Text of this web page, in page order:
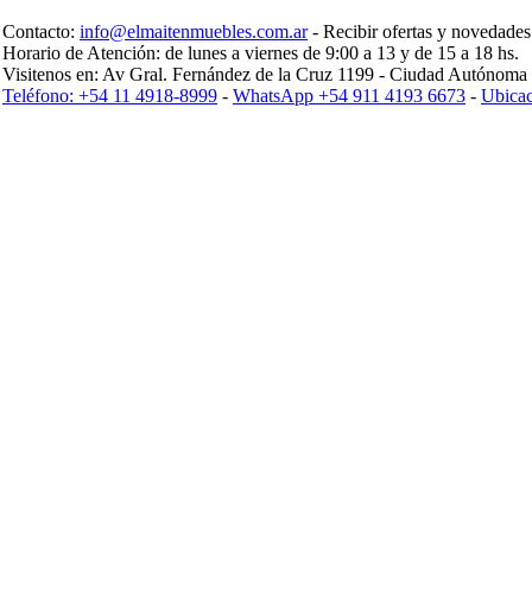
Contacto: info@elmaitenmuebles.com.ar- Recibir ofertas y
Horario de Atención: de lunes a viernes de 9:00 a 13 y de 15 a 18 hs.
Visitenos en: Av Gral. Fernández de la Cruz 1199 - Ciudad
Teléfono: +54 11 4918-8999 - WhatsApp +54 911 4193 6673 -